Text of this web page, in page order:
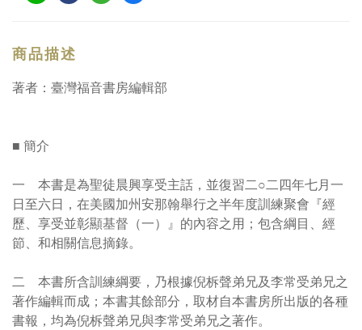
商品描述
著者：臺灣福音書房編輯部
■ 簡介
一 本書是為聖徒晨興享受主話，並復習二○二四年七月一
日至六日，在美國加州安那翰舉行之半年度訓練聚會『經
歷、享受並彰顯基督（一）』的內容之用；包含綱目、經
節、和相關信息摘錄。
二 本書所含訓練綱要，乃根據倪柝聲弟兄及李常受弟兄之
著作編輯而成；本書其餘部分，取材自本書房所出版的各種
書報，均為倪柝聲弟兄與李常受弟兄之著作。